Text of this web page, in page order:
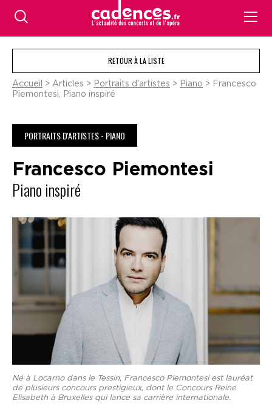
RETOUR À LA LISTE
Accueil > Articles > Portraits d'artistes > Piano > Francesco
Piemontesi, Piano inspiré
PORTRAITS D'ARTISTES - PIANO
Francesco Piemontesi
Piano inspiré
Né à Locarno dans le Tessin, Francesco Piemontesi est lauréat
de plusieurs concours prestigieux, dont le Concours Reine
Elisabeth à Bruxelles qui lance sa carrière internationale.